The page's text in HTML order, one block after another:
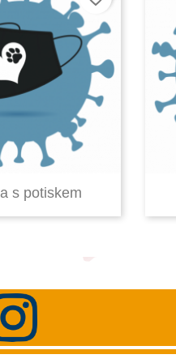
náhled
s potiskem